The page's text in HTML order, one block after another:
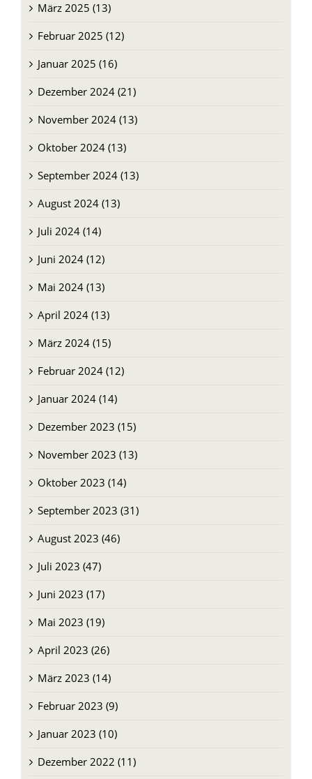
März 2025 (13)
Februar 2025 (12)
Januar 2025 (16)
Dezember 2024 (21)
November 2024 (13)
Oktober 2024 (13)
September 2024 (13)
August 2024 (13)
Juli 2024 (14)
Juni 2024 (12)
Mai 2024 (13)
April 2024 (13)
März 2024 (15)
Februar 2024 (12)
Januar 2024 (14)
Dezember 2023 (15)
November 2023 (13)
Oktober 2023 (14)
September 2023 (31)
August 2023 (46)
Juli 2023 (47)
Juni 2023 (17)
Mai 2023 (19)
April 2023 (26)
März 2023 (14)
Februar 2023 (9)
Januar 2023 (10)
Dezember 2022 (11)